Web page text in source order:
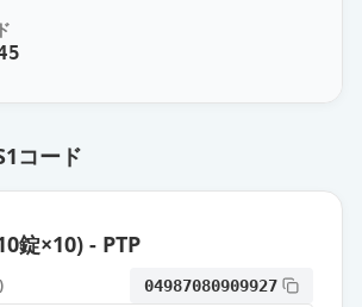
ット錠20mg「YD」
コード
錠×10) - PTP
04987080909927